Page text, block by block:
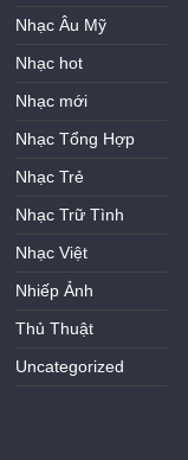
Nhạc Âu Mỹ
Nhạc hot
Nhạc mới
Nhạc Tổng Hợp
Nhạc Trẻ
Nhạc Trữ Tình
Nhạc Việt
Nhiếp Ảnh
Thủ Thuật
Uncategorized